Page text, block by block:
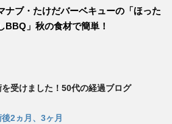
ナブ・たけだバーベキューの「ほった
BBQ」秋の食材で簡単！
受けました！50代の経過ブログ
2ヵ月、3ヶ月